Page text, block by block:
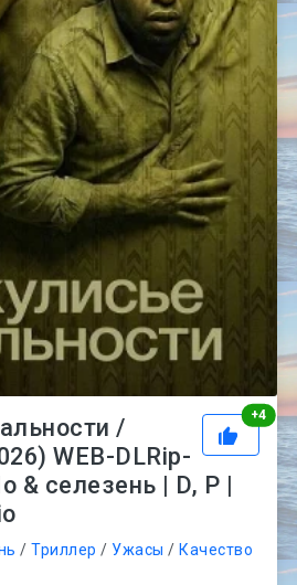
+4
/
WEB-DLRip-
& селезень | D, P |
/Триллер / Ужасы / Качество